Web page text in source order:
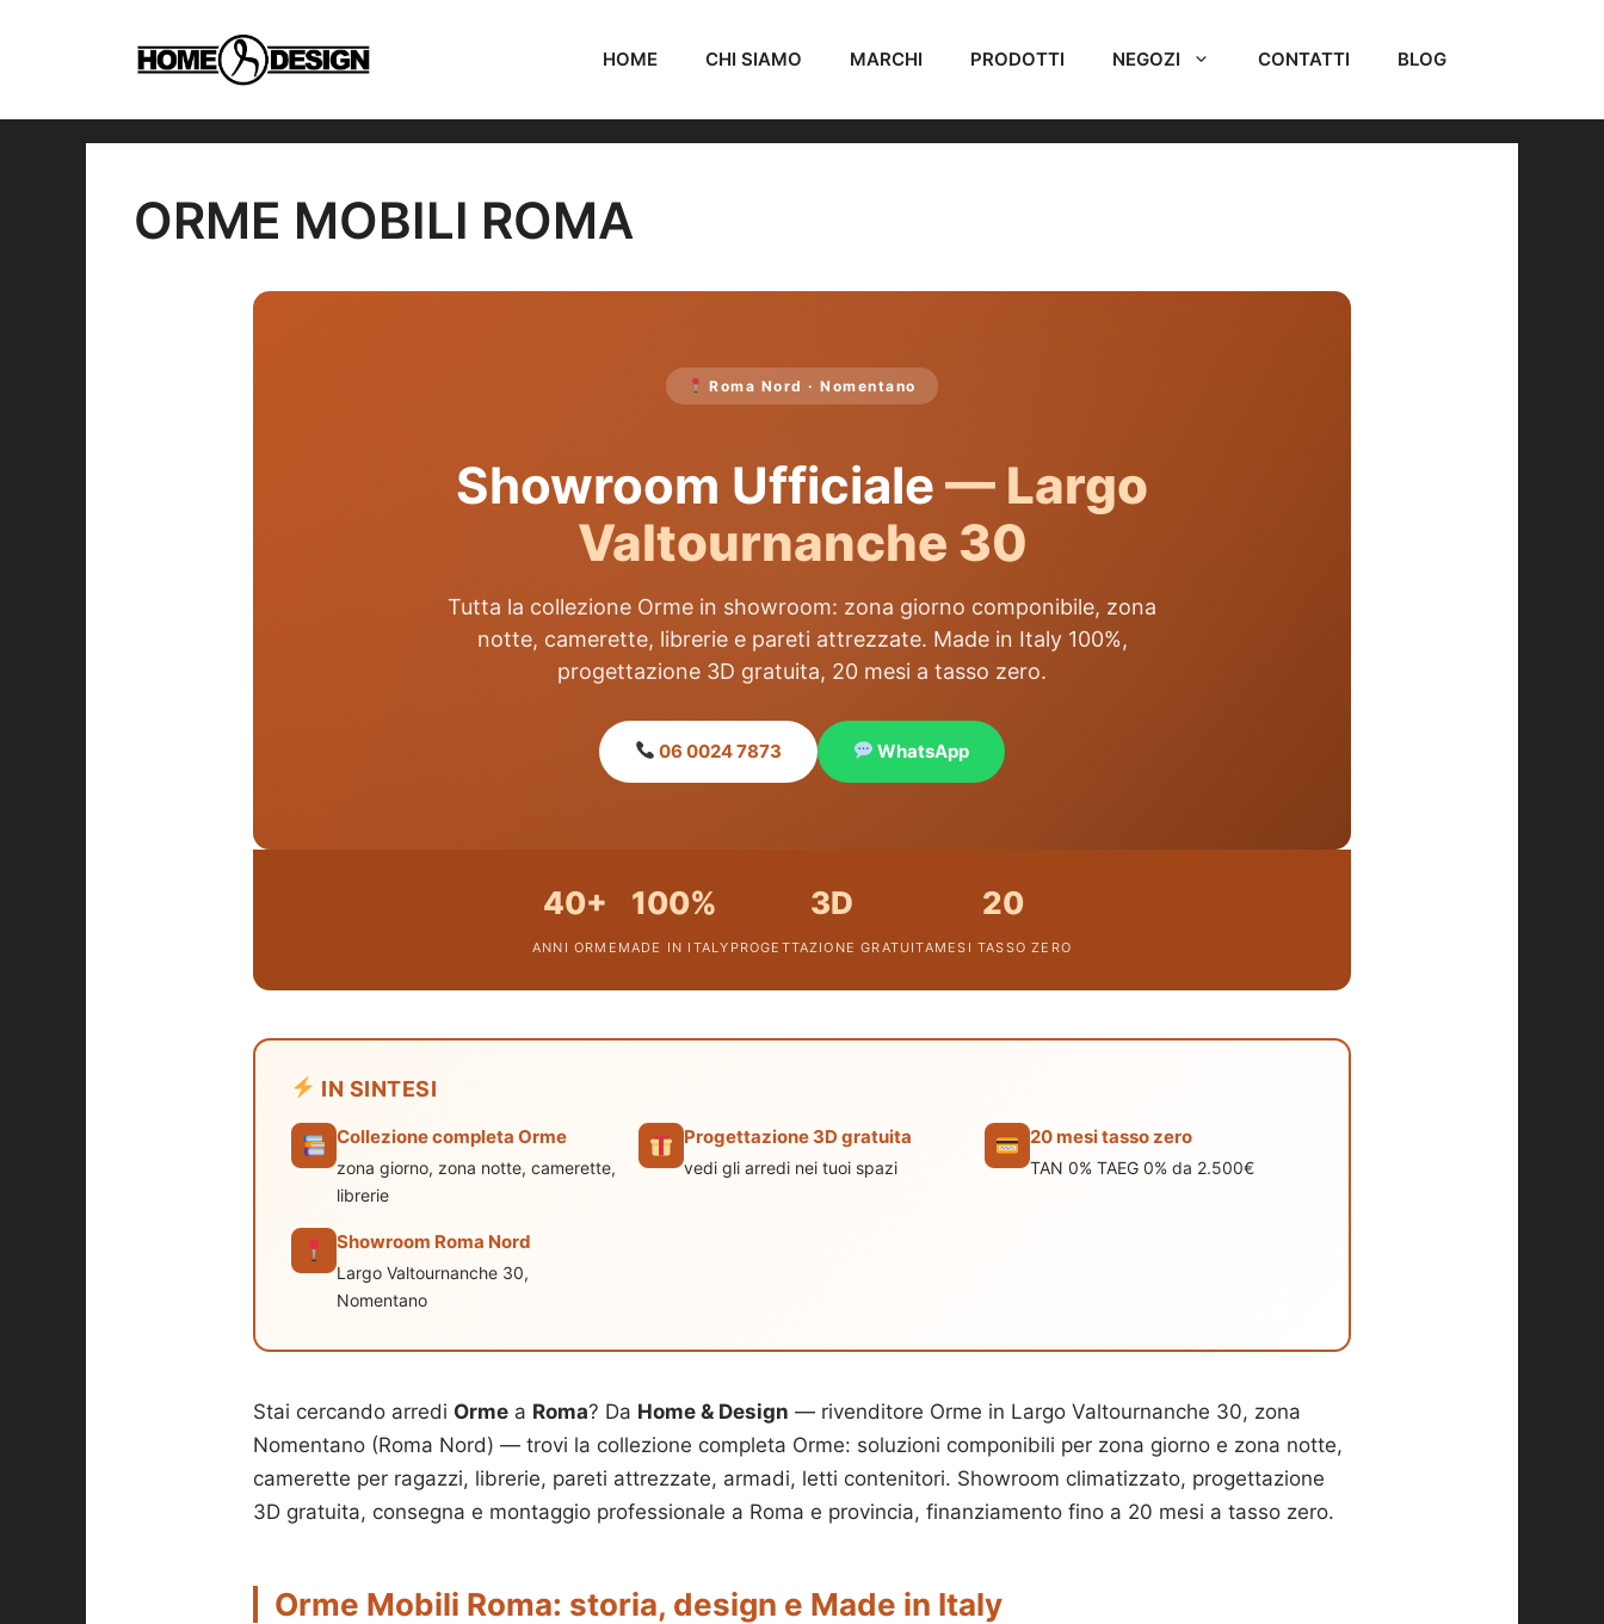
HOME CHI SIAMO MARCHI PRODOTTI NEGOZI CONTATTI BLOG
ORME MOBILI ROMA
Roma Nord · Nomentano
Showroom Ufficiale— Largo
Valtournanche 30
Tutta la collezione Orme in showroom: zona giorno componibile, zona
notte, camerette, librerie e pareti attrezzate. Made in Italy 100%,
progettazione 3D gratuita, 20 mesi a tasso zero.
06 0024 7873 WhatsApp
40+
ANNI ORME
100%
MADE IN ITALY
3D
PROGETTAZIONE GRATUITA
20
MESI TASSO ZERO
IN SINTESI
Collezione completa Orme
zona giorno, zona notte, camerette,
librerie
Progettazione 3D gratuita
vedi gli arredi nei tuoi spazi
20 mesi tasso zero
TAN 0% TAEG 0% da 2.500€
Showroom Roma Nord
Largo Valtournanche 30,
Nomentano
Stai cercando arredi Orme a Roma? Da Home & Design — rivenditore Orme in Largo Valtournanche 30, zona
Nomentano (Roma Nord) — trovi la collezione completa Orme: soluzioni componibili per zona giorno e zona notte,
camerette per ragazzi, librerie, pareti attrezzate, armadi, letti contenitori. Showroom climatizzato, progettazione
3D gratuita, consegna e montaggio professionale a Roma e provincia, finanziamento fino a 20 mesi a tasso zero.
Orme Mobili Roma: storia, design e Made in Italy